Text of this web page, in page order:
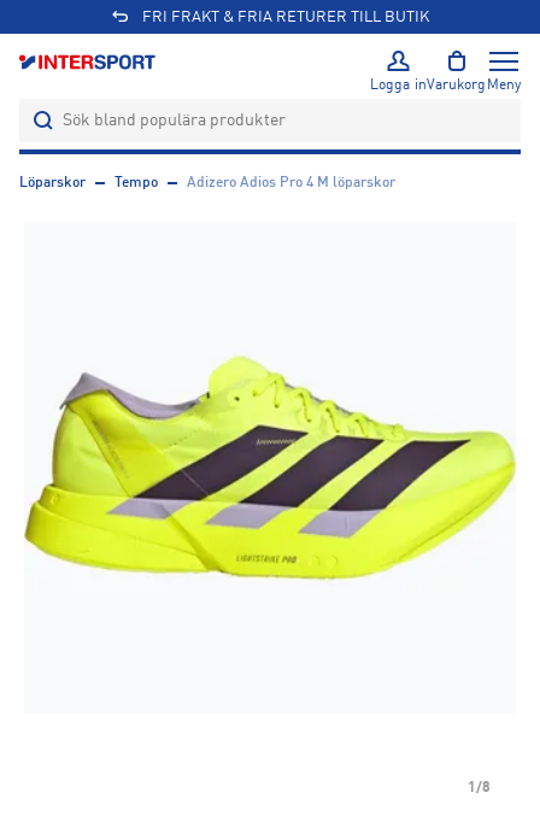
FRI FRAKT & FRIA RETURER TILL BUTIK
Logga inVarukorg Meny
Löparskor Tempo Adizero Adios Pro 4 M löparskor
1/8